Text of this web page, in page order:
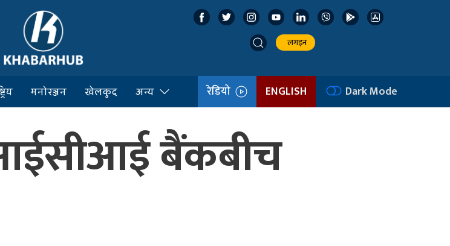
लगइन
मनोरञ्जन खेलकुद अन्य रेडियो ENGLISH Dark Mode
बैंकबीच